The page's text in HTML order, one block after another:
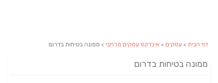
דף הבית > עסקים > אינדקס עסקים מרחבי > ממונה בטיחות בדרום
ממונה בטיחות בדרום